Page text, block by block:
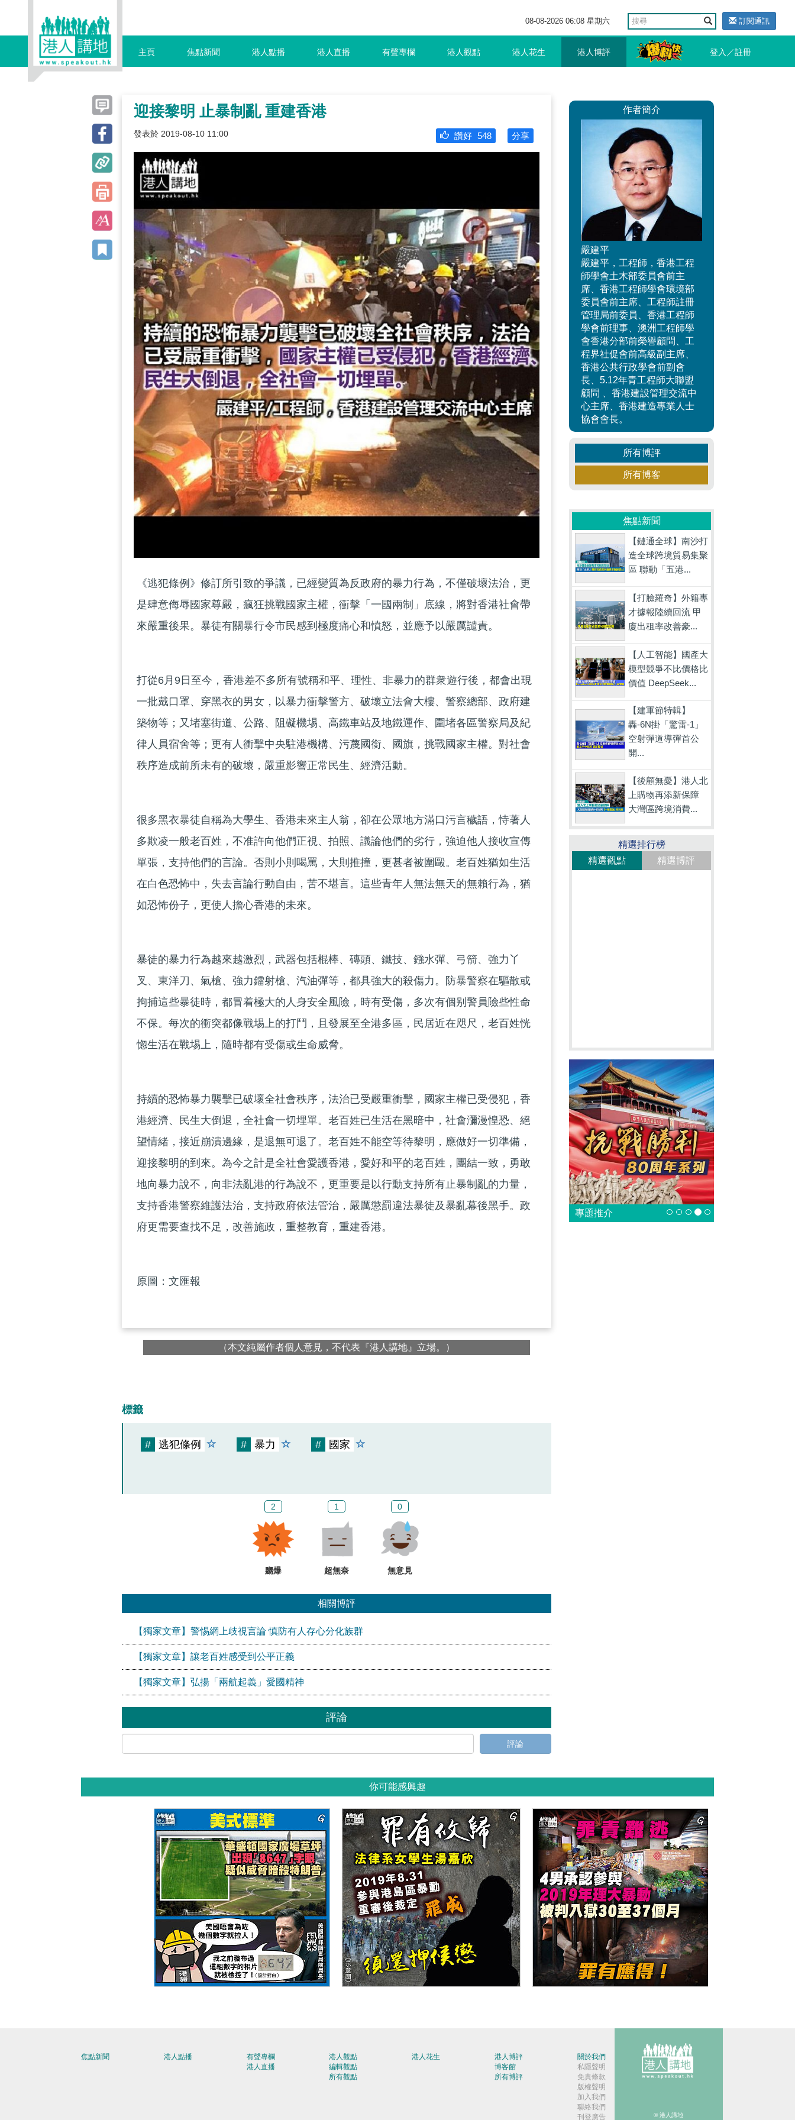
08-08-2026 06:08 星期六 訂閱通訊
主頁 焦點新聞 港人點播 港人直播 有聲專欄 港人觀點 港人花生 港人博評 登入／註冊
迎接黎明 止暴制亂 重建香港
發表於 2019-08-10 11:00 分享
讚好 548
《逃犯條例》修訂所引致的爭議，已經變質為反政府的暴力行為，不僅破壞法治，更
是肆意侮辱國家尊嚴，瘋狂挑戰國家主權，衝擊「一國兩制」底線，將對香港社會帶
來嚴重後果。暴徒有關暴行令市民感到極度痛心和憤怒，並應予以嚴厲譴責。
打從6月9日至今，香港差不多所有號稱和平、理性、非暴力的群衆遊行後，都會出現
一批戴口罩、穿黑衣的男女，以暴力衝擊警方、破壞立法會大樓、警察總部、政府建
築物等；又堵塞街道、公路、阻礙機埸、高鐵車站及地鐵運作、圍堵各區警察局及紀
律人員宿舍等；更有人衝擊中央駐港機構、污蔑國銜、國旗，挑戰國家主權。對社會
秩序造成前所未有的破壞，嚴重影響正常民生、經濟活動。
很多黑衣暴徒自稱為大學生、香港未來主人翁，卻在公眾地方滿口污言穢語，恃著人
多欺凌一般老百姓，不准許向他們正視、拍照、議論他們的劣行，強迫他人接收宣傳
單張，支持他們的言論。否則小則喝罵，大則推撞，更甚者被圍毆。老百姓猶如生活
在白色恐怖中，失去言論行動自由，苦不堪言。這些青年人無法無天的無賴行為，猶
如恐怖份子，更使人擔心香港的未來。
暴徒的暴力行為越來越激烈，武器包括棍棒、磚頭、鐵技、鏹水彈、弓箭、強力丫
叉、東洋刀、氣槍、強力鐳射槍、汽油彈等，都具強大的殺傷力。防暴警察在驅散或
拘捕這些暴徒時，都冒着極大的人身安全風險，時有受傷，多次有個别警員險些性命
不保。每次的衝突都像戰埸上的打鬥，且發展至全港多區，民居近在咫尺，老百姓恍
惚生活在戰埸上，隨時都有受傷或生命威脅。
持續的恐怖暴力襲擊已破壞全社會秩序，法治已受嚴重衝擊，國家主權已受侵犯，香
港經濟、民生大倒退，全社會一切埋單。老百姓已生活在黑暗中，社會瀰漫惶恐、絕
望情緒，接近崩潰邊緣，是退無可退了。老百姓不能空等待黎明，應做好一切準備，
迎接黎明的到來。為今之計是全社會愛護香港，愛好和平的老百姓，團結一致，勇敢
地向暴力說不，向非法亂港的行為說不，更重要是以行動支持所有止暴制亂的力量，
支持香港警察維護法治，支持政府依法管治，嚴厲懲罰違法暴徒及暴亂幕後黑手。政
府更需要查找不足，改善施政，重整教育，重建香港。
原圖：文匯報
（本文純屬作者個人意見，不代表『港人講地』立場。）
標籤
# 逃犯條例 # 暴力 # 國家
2
嬲爆
1
超無奈
0
無意見
相關博評
【獨家文章】警惕網上歧視言論 慎防有人存心分化族群
【獨家文章】讓老百姓感受到公平正義
【獨家文章】弘揚「兩航起義」愛國精神
評論
評論
作者簡介
嚴建平
嚴建平，工程師，香港工程
師學會土木部委員會前主
席、香港工程師學會環境部
委員會前主席、工程師註冊
管理局前委員、香港工程師
學會前理事、澳洲工程師學
會香港分部前榮譽顧問、工
程界社促會前高級副主席、
香港公共行政學會前副會
長、5.12年青工程師大聯盟
顧問 、香港建設管理交流中
心主席、香港建造專業人士
協會會長。
所有博評
所有博客
焦點新聞
【鏈通全球】南沙打
造全球跨境貿易集聚
區 聯動「五港...
【打臉羅奇】外籍專
才據報陸續回流 甲
廈出租率改善豪...
【人工智能】國產大
模型競爭不比價格比
價值 DeepSeek...
【建軍節特輯】
轟-6N掛「驚雷-1」
空射彈道導彈首公
開...
【後顧無憂】港人北
上購物再添新保障
大灣區跨境消費...
精選排行榜
精選觀點
精選博評
專題推介
你可能感興趣
焦點新聞 港人點播
有聲專欄
港人直播
港人觀點
編輯觀點
所有觀點
港人花生
港人博評
博客館
所有博評
關於我們
私隱聲明
免責條款
版權聲明
加入我們
聯絡我們
刊登廣告
© 港人講地